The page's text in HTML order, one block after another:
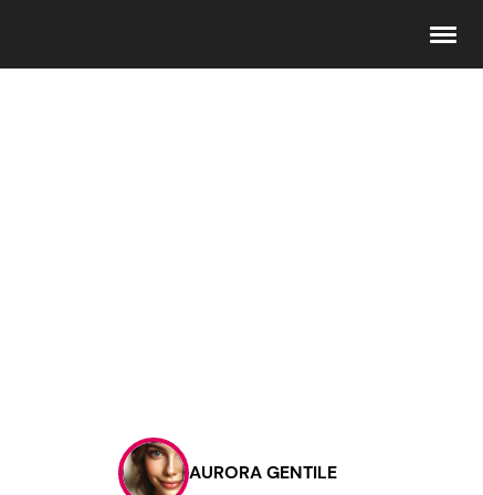
Contattaci
PubblicitàAURORA GENTILE